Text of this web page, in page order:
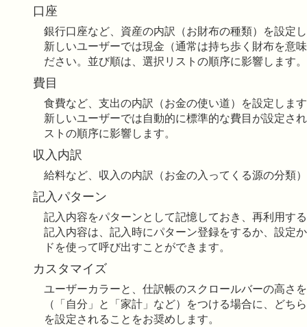
口座
銀行口座など、資産の内訳（お財布の種類）を設定
新しいユーザーでは現金（通常は持ち歩く財布を意
ださい。並び順は、選択リストの順序に影響します。
費目
食費など、支出の内訳（お金の使い道）を設定しま
新しいユーザーでは自動的に標準的な費目が設定さ
ストの順序に影響します。
収入内訳
給料など、収入の内訳（お金の入ってくる源の分類
記入パターン
記入内容をパターンとして記憶しておき、再利用す
記入内容は、記入時にパターン登録をするか、設定
ドを使って呼び出すことができます。
カスタマイズ
ユーザーカラーと、仕訳帳のスクロールバーの高さ
（「自分」と「家計」など）をつける場合に、ど
を設定されることをお奨めします。